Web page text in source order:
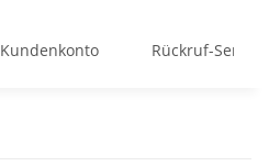
Kundenkonto Rückruf-Service